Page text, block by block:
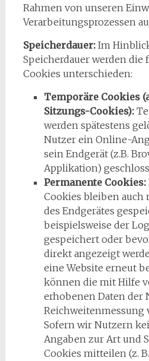
Rahmen von unseren
Verarbeitungsprozessen
Speicherdauer: Im
Speicherdauer werden
Cookies unterschieden:
Temporäre Cookies
Sitzungs-Cookies):
werden spätestens
Nutzer ein Online-
sein Endgerät (z.B.
Applikation)
Permanente Cookies:
Cookies bleiben auch
des Endgerätes
beispielsweise der
gespeichert oder
direkt angezeigt
eine Website erneut
können die mit Hilfe
erhobenen Daten der
Reichweitenmessung
Sofern wir Nutzern
Angaben zur Art und
Cookies mitteilen (z.